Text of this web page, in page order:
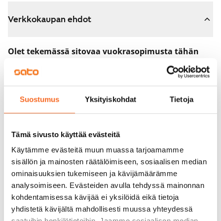
Suostumus Yksityiskohdat Tietoja
Tämä sivusto käyttää evästeitä
Käytämme evästeitä muun muassa tarjoamamme
sisällön ja mainosten räätälöimiseen, sosiaalisen median
ominaisuuksien tukemiseen ja kävijämäärämme
analysoimiseen. Evästeiden avulla tehdyssä mainonnan
kohdentamisessa kävijää ei yksilöidä eikä tietoja
yhdistetä kävijältä mahdollisesti muussa yhteydessä
Verkkokaupan ehdot
Olet tekemässä sitovaa vuokrasopimusta tähän
Sopimus astuu voimaan heti, kun maksat 300 euron
varausmaksun verkkokaupassa. Palautamme summan
sinulle kokonaisuudessaan vuokrasopimuksen
Voit peruuttaa sopimuksen vielä asuntonäytöllä, jos
koti ei vastaa odotuksiasi. Tällöin palautamme
varausmaksun sinulle kokonaisuudessaan, yleensä
seuraavana arkipäivänä.
Vakuus 0 euroa.